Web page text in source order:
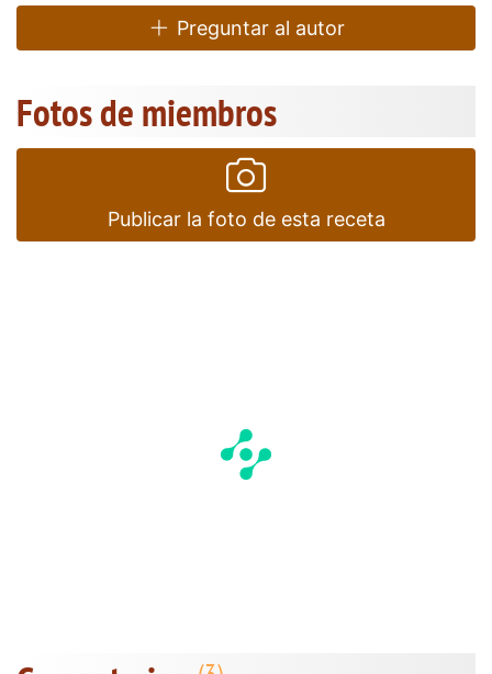
Preguntar al autor
Fotos de miembros
Publicar la foto de esta receta